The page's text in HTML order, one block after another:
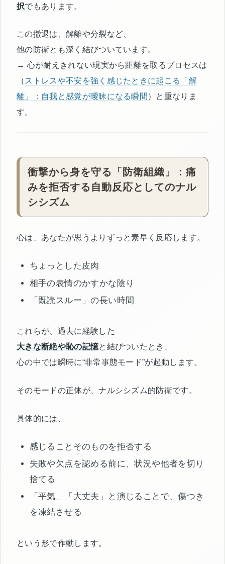
択でもあります。
この撤退は、解離や分裂など、
他の防衛とも深く結びついています。
→ 心が耐えきれない現実から距離を取るプロセスは
（ストレスや不安を強く感じたときに起こる「解
離」：自我と感覚が曖昧になる瞬間 ）と重なりま
す。
衝撃から身を守る「防衛組織」：痛
みを拒否する自動反応としてのナル
シシズム
心は、あなたが思うよりずっと素早く反応します。
ちょっとした皮肉
相手の表情のかすかな陰り
「既読スルー」の長い時間
これらが、過去に経験した
大きな断絶や恥の記憶と結びついたとき、
心の中では瞬時に“非常事態モード”が起動します。
そのモードの正体が、ナルシシズム的防衛です。
具体的には、
感じることそのものを拒否する
失敗や欠点を認める前に、状況や他者を切り
捨てる
「平気」「大丈夫」と演じることで、傷つき
を凍結させる
という形で作動します。